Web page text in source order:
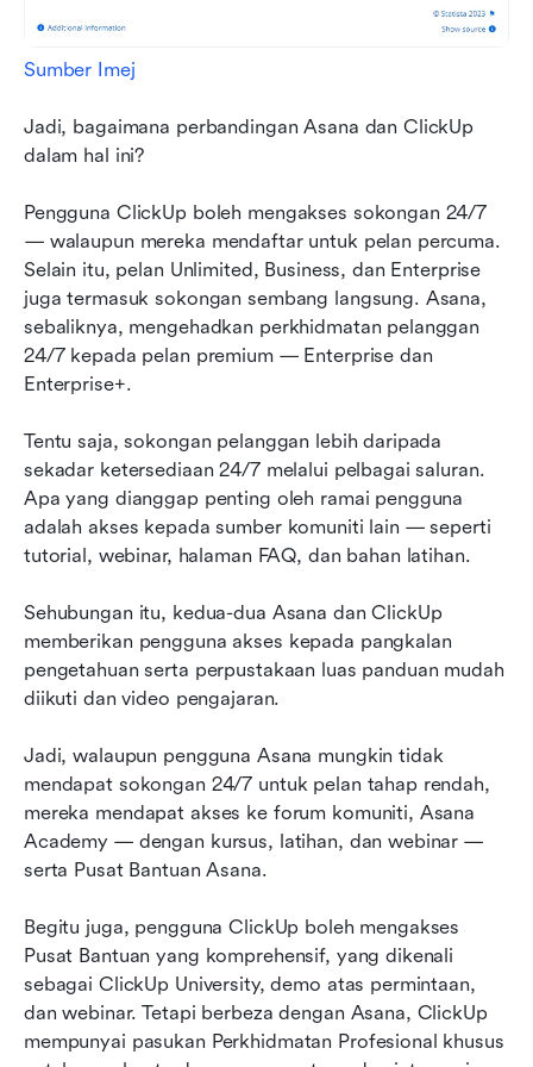
Sumber Imej
Jadi, bagaimana perbandingan Asana dan ClickUp
dalam hal ini?
Pengguna ClickUp boleh mengakses sokongan 24/7
— walaupun mereka mendaftar untuk pelan percuma.
Selain itu, pelan Unlimited, Business, dan Enterprise
juga termasuk sokongan sembang langsung. Asana,
sebaliknya, mengehadkan perkhidmatan pelanggan
24/7 kepada pelan premium — Enterprise dan
Enterprise+.
Tentu saja, sokongan pelanggan lebih daripada
sekadar ketersediaan 24/7 melalui pelbagai saluran.
Apa yang dianggap penting oleh ramai pengguna
adalah akses kepada sumber komuniti lain — seperti
tutorial, webinar, halaman FAQ, dan bahan latihan.
Sehubungan itu, kedua-dua Asana dan ClickUp
memberikan pengguna akses kepada pangkalan
pengetahuan serta perpustakaan luas panduan mudah
diikuti dan video pengajaran.
Jadi, walaupun pengguna Asana mungkin tidak
mendapat sokongan 24/7 untuk pelan tahap rendah,
mereka mendapat akses ke forum komuniti, Asana
Academy — dengan kursus, latihan, dan webinar —
serta Pusat Bantuan Asana.
Begitu juga, pengguna ClickUp boleh mengakses
Pusat Bantuan yang komprehensif, yang dikenali
sebagai ClickUp University, demo atas permintaan,
dan webinar. Tetapi berbeza dengan Asana, ClickUp
mempunyai pasukan Perkhidmatan Profesional khusus